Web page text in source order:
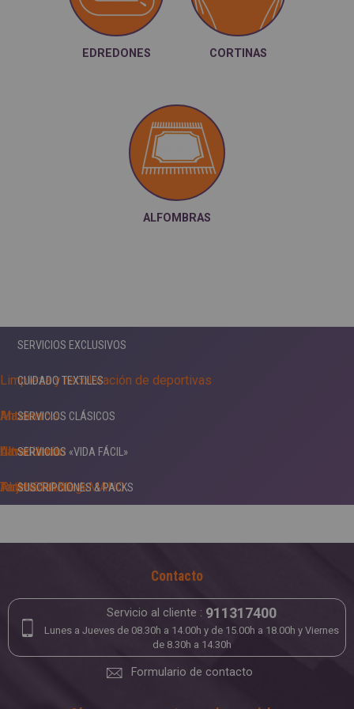
EDREDONES CORTINAS
ALFOMBRAS
SERVICIOS EXCLUSIVOS
Limpieza y recoloración de deportivas
Maxima
Ultrablanco
CUIDADO TEXTILES
Antiácaros
Almidonado
Antimanchas
Impermeabilización
SERVICIOS CLÁSICOS
Lavandería
PLANCHADO A MANO
SERVICIOS «VIDA FÁCIL»
Tarjeta Privilege
SUSCRIPCIONES & PACKS
Contacto
Servicio al cliente : 911317400
Lunes a Jueves de 08.30h a 14.00h y de 15.00h a 18.00h y Viernes
de 8.30h a 14.30h
Formulario de contacto